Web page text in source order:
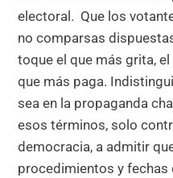
electoral. Que los
no comparsas
toque el que más grita,
que más paga.
sea en la propaganda
esos términos, solo
democracia, a admitir
procedimientos y fechas